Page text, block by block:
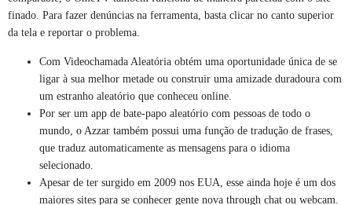
finado. Para fazer denúncias na ferramenta, basta clicar no canto superior
da tela e reportar o problema.
Com Videochamada Aleatória obtém uma oportunidade única de se
ligar à sua melhor metade ou construir uma amizade duradoura com
um estranho aleatório que conheceu online.
Por ser um app de bate-papo aleatório com pessoas de todo o
mundo, o Azzar também possui uma função de tradução de frases,
que traduz automaticamente as mensagens para o idioma
selecionado.
Apesar de ter surgido em 2009 nos EUA, esse ainda hoje é um dos
maiores sites para se conhecer gente nova through chat ou webcam.